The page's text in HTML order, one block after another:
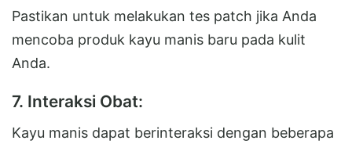
Pastikan untuk melakukan tes patch jika Anda
mencoba produk kayu manis baru pada kulit
Anda.
7. Interaksi Obat:
Kayu manis dapat berinteraksi dengan beberapa